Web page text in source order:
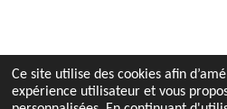
Ce site utilise des cookies afin
expérience utilisateur et vous